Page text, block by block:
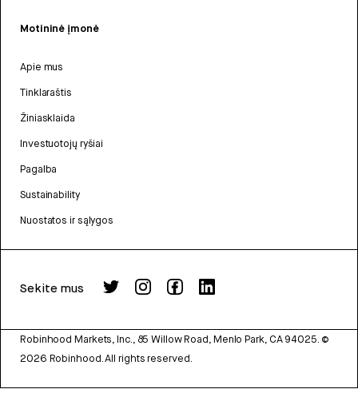
Motininė įmonė
Apie mus
Tinklaraštis
Žiniasklaida
Investuotojų ryšiai
Pagalba
Sustainability
Nuostatos ir sąlygos
Sekite mus
Robinhood Markets, Inc., 85 Willow Road, Menlo Park, CA 94025. ©
2026 Robinhood. All rights reserved.